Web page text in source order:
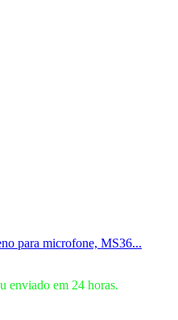
para microfone, MS36...
enviado em 24 horas.